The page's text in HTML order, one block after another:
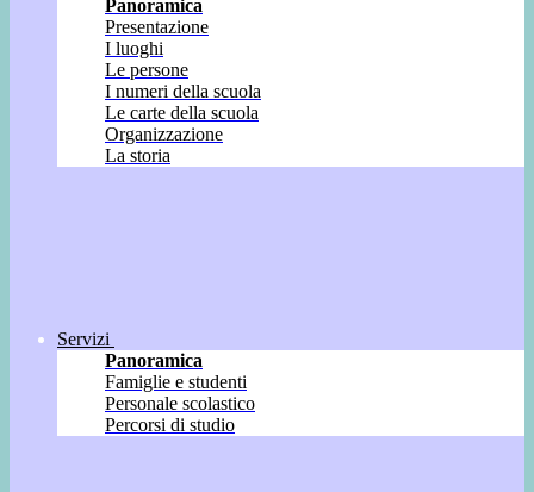
Panoramica
Presentazione
I luoghi
Le persone
I numeri della scuola
Le carte della scuola
Organizzazione
La storia
Servizi
Panoramica
Famiglie e studenti
Personale scolastico
Percorsi di studio